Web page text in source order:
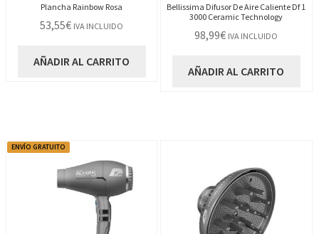
Plancha Rainbow Rosa
53,55€ IVA INCLUIDO
AÑADIR AL CARRITO
Bellissima Difusor De Aire Caliente Df 1
3000 Ceramic Technology
98,99€ IVA INCLUIDO
AÑADIR AL CARRITO
ENVÍO GRATUITO